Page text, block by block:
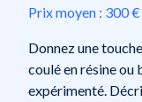
Prix moyen : 300 €
Donnez une
coulé en résine ou
expérimenté.